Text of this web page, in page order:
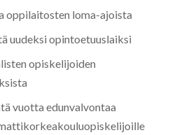
oppilaitosten loma-ajoista
uudeksi opintoetuuslaiksi
opiskelijoiden
vuotta edunvalvontaa